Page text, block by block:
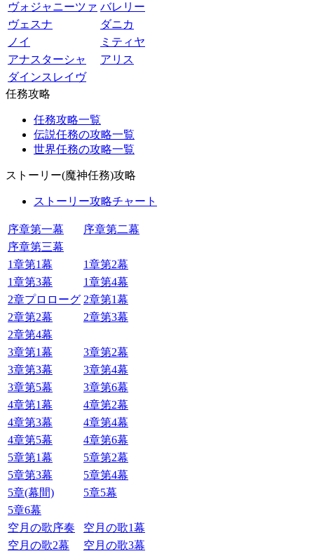
ヴォジャニーツァ バレリー
ヴェスナ
ダニカ
ノイ
ミティヤ
アナスターシャ
アリス
ダインスレイヴ
任務攻略
任務攻略一覧
伝説任務の攻略一覧
世界任務の攻略一覧
ストーリー(魔神任務)攻略
ストーリー攻略チャート
序章第一幕
序章第二幕
序章第三幕
1章第1幕
1章第2幕
1章第3幕
1章第4幕
2章プロローグ 2章第1幕
2章第2幕
2章第3幕
2章第4幕
3章第1幕
3章第2幕
3章第3幕
3章第4幕
3章第5幕
3章第6幕
4章第1幕
4章第2幕
4章第3幕
4章第4幕
4章第5幕
4章第6幕
5章第1幕
5章第2幕
5章第3幕
5章第4幕
5章(幕間)
5章5幕
5章6幕
空月の歌序奏
空月の歌1幕
空月の歌2幕
空月の歌3幕